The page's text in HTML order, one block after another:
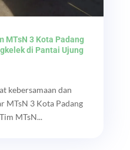
MTsN 3 Kota Padang
di Pantai Ujung
kebersamaan dan
MTsN 3 Kota Padang
MTsN...